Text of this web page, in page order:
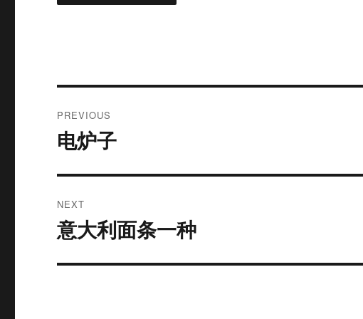
navigation
PREVIOUS
Previous
post:
电炉子
NEXT
Next
post:
意大利面条一种